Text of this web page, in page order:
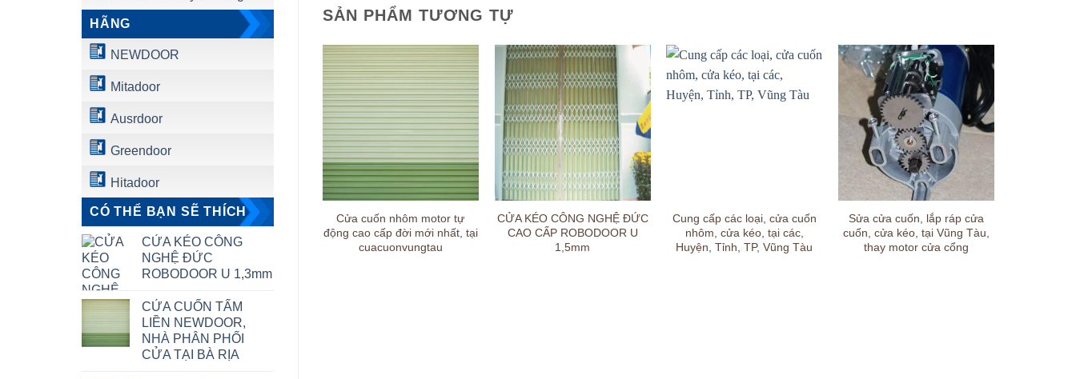
HÃNG
NEWDOOR
Mitadoor
Ausrdoor
Greendoor
Hitadoor
CÓ THỂ BẠN SẼ THÍCH
CỬA KÉO CÔNG
NGHỆ ĐỨC
ROBODOOR U 1,3mm
CỬA CUỐN TẤM
LIỀN NEWDOOR,
NHÀ PHÂN PHỐI
CỬA TẠI BÀ RỊA
SẢN PHẨM TƯƠNG TỰ
Cửa cuốn nhôm motor tự
động cao cấp đời mới nhất, tại
cuacuonvungtau
CỬA KÉO CÔNG NGHỆ ĐỨC
CAO CẤP ROBODOOR U
1,5mm
Cung cấp các loại, cửa cuốn
nhôm, cửa kéo, tại các,
Huyện, Tỉnh, TP, Vũng Tàu
Sửa cửa cuốn, lắp ráp cửa
cuốn, cửa kéo, tại Vũng Tàu,
thay motor cửa cổng
cuốn nhôm chống trộm,
Long Điền – Bà Rịa –
Thành Phố Vũng Tàu
Cửa cuốn, Cửa kéo giá rẻ, Chỉ
có ở Vũng Tàu, Giảm giá 35%